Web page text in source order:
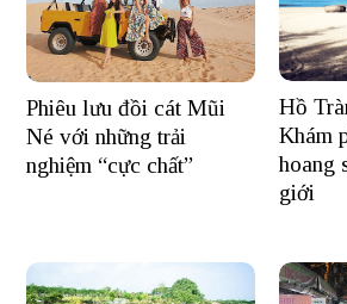
Phiêu lưu đồi cát Mũi
Né với những trải
nghiệm “cực chất”
Hồ
Khám
hoang
giới